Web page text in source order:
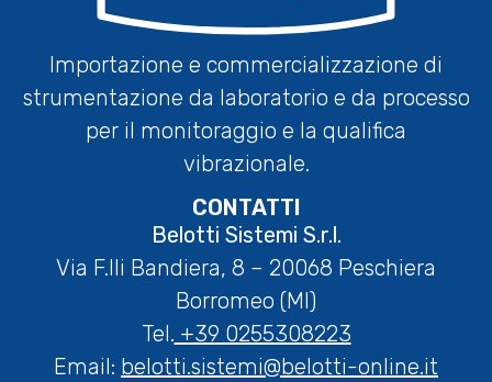
Importazione e commercializzazione di
strumentazione da laboratorio e da processo
per il monitoraggio e la qualifica
vibrazionale.
CONTATTI
Belotti Sistemi S.r.l.
Via F.lli Bandiera, 8 – 20068 Peschiera
Borromeo (MI)
Tel. +39 0255308223
Email: belotti.sistemi@belotti-online.it